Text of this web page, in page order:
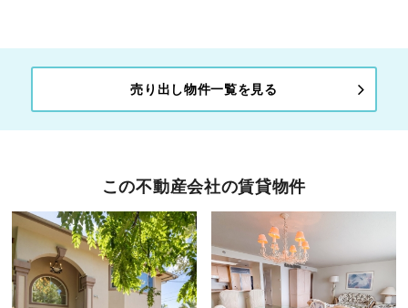
売り出し物件一覧を見る
この不動産会社の賃貸物件